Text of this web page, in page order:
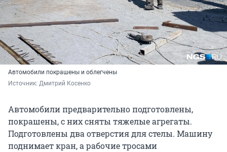
Автомобили покрашены и облегчены
Источник: Дмитрий Косенко
Автомобили предварительно подготовлены,
покрашены, с них сняты тяжелые агрегаты.
Подготовлены два отверстия для стелы. Машину
поднимает кран, а рабочие тросами